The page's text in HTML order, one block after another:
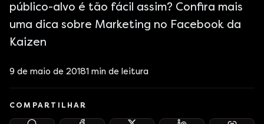
público-alvo é tão fácil assim? Confira mais
uma dica sobre Marketing no Facebook da
Kaizen
9 de maio de 20181 min de leitura
COMPARTILHAR